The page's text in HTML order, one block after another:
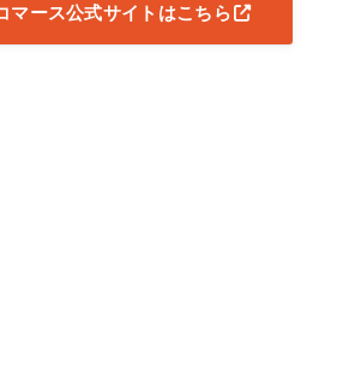
マース公式サイトはこちら